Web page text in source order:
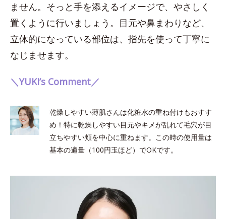
ません。そっと手を添えるイメージで、やさしく
置くように行いましょう。目元や鼻まわりなど、
立体的になっている部位は、指先を使って丁寧に
なじませます。
＼YUKI’s Comment／
乾燥しやすい薄肌さんは化粧水の重ね付けもおすす
め！特に乾燥しやすい目元やキメが乱れて毛穴が目
立ちやすい頬を中心に重ねます。この時の使用量は
基本の適量（100円玉ほど）でOKです。